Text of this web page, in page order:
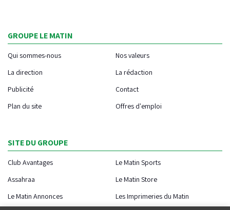
GROUPE LE MATIN
Qui sommes-nous
Nos valeurs
La direction
La rédaction
Publicité
Contact
Plan du site
Offres d'emploi
SITE DU GROUPE
Club Avantages
Le Matin Sports
Assahraa
Le Matin Store
Le Matin Annonces
Les Imprimeries du Matin